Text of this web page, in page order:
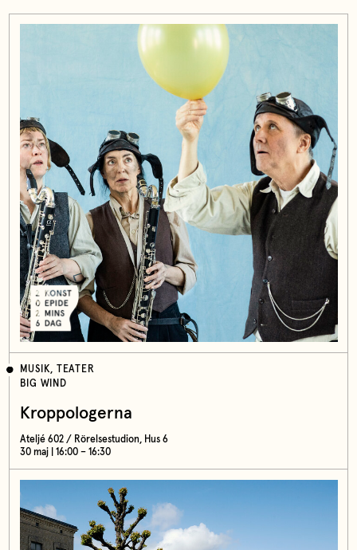
MUSIK, TEATER
BIG WIND
Kroppologerna
Ateljé 602 / Rörelsestudion, Hus 6
30 maj | 16:00 – 16:30